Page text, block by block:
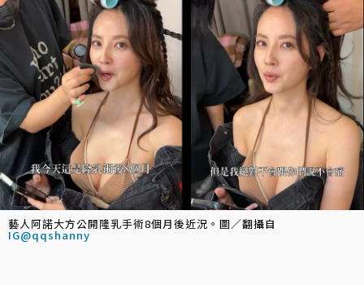
藝人阿諾大方公開隆乳手術8個月後近況。圖／翻攝自
IG@qqshanny